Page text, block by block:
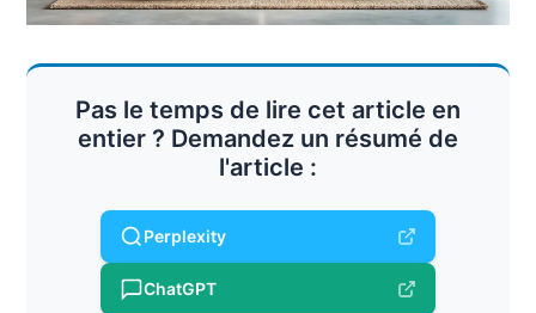
Pas le temps de lire cet article en
entier ? Demandez un résumé de
l'article :
Perplexity
ChatGPT